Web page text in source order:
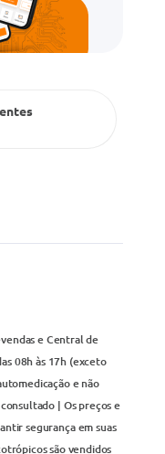
e Central de
08h às 17h (exceto
e não
| Os preços e
segurança em suas
são vendidos